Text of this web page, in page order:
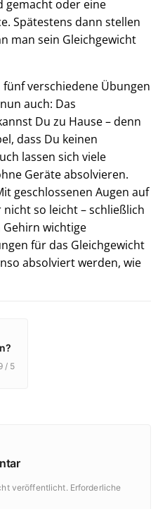
gemacht oder eine
Spätestens dann stellen
man sein Gleichgewicht
verschiedene Übungen
auch: Das
Du zu Hause – denn
dass Du keinen
lassen sich viele
Geräte absolvieren.
geschlossenen Augen auf
so leicht – schließlich
wichtige
für das Gleichgewicht
absolviert werden, wie
/ 5
veröffentlicht. Erforderliche